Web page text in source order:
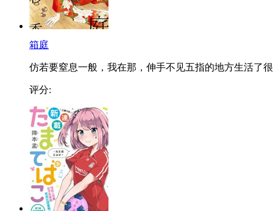
箱庭
仿若要窒息一般，我在那，伸手不见五指的地方生活了
评分: